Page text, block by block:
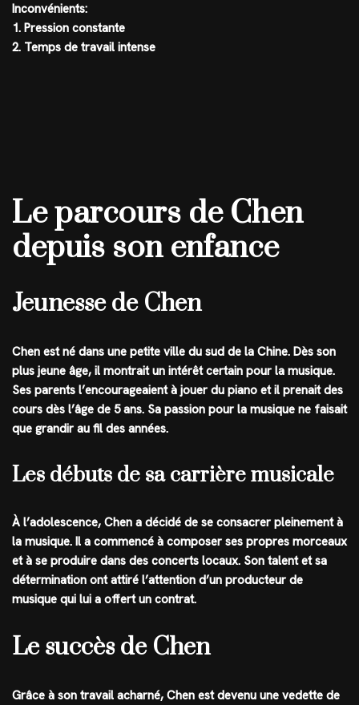
Inconvénients:
1. Pression constante
2. Temps de travail intense
Le parcours de Chen
depuis son enfance
Jeunesse de Chen
Chen est né dans une petite ville du sud de la Chine. Dès son
plus jeune âge, il montrait un intérêt certain pour la musique.
Ses parents l’encourageaient à jouer du piano et il prenait des
cours dès l’âge de 5 ans. Sa passion pour la musique ne faisait
que grandir au fil des années.
Les débuts de sa carrière musicale
À l’adolescence, Chen a décidé de se consacrer pleinement à
la musique. Il a commencé à composer ses propres morceaux
et à se produire dans des concerts locaux. Son talent et sa
détermination ont attiré l’attention d’un producteur de
musique qui lui a offert un contrat.
Le succès de Chen
Grâce à son travail acharné, Chen est devenu une vedette de